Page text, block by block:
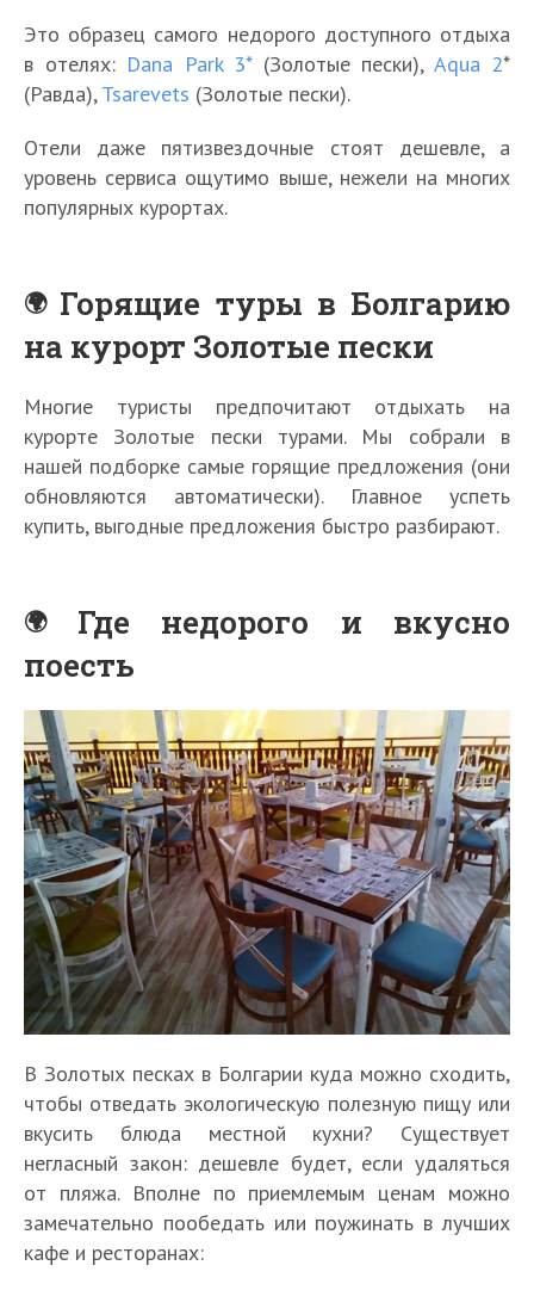
Это образец самого недорого доступного отдыха
в отелях: Danа Park 3*(Золотые пески), Aqua 2*
(Равда), Tsarevets (Золотые пески).
Отели даже пятизвездочные стоят дешевле, а
уровень сервиса ощутимо выше, нежели на многих
популярных курортах.
Горящие туры в Болгарию
на курорт Золотые пески
Многие туристы предпочитают отдыхать на
курорте Золотые пески турами. Мы собрали в
нашей подборке самые горящие предложения (они
обновляются автоматически). Главное успеть
купить, выгодные предложения быстро разбирают.
Где недорого и вкусно
поесть
В Золотых песках в Болгарии куда можно сходить,
чтобы отведать экологическую полезную пищу или
вкусить блюда местной кухни? Существует
негласный закон: дешевле будет, если удаляться
от пляжа. Вполне по приемлемым ценам можно
замечательно пообедать или поужинать в лучших
кафе и ресторанах: